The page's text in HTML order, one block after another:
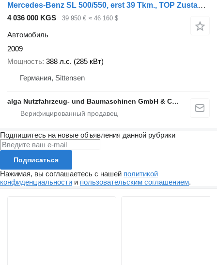
Mercedes-Benz SL 500/550, erst 39 Tkm., TOP Zustand/TÜV neu!
4 036 000 KGS 39 950 € ≈ 46 160 $
Автомобиль
2009
Мощность 388 л.с. (285 кВт)
Германия, Sittensen
alga Nutzfahrzeug- und Baumaschinen GmbH & Co. KG
Подпишитесь на новые объявления данной рубрики
Подписаться
Нажимая, вы соглашаетесь с нашей политикой
конфиденциальности и пользовательским соглашением.